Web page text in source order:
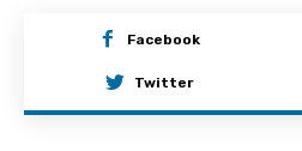
Facebook
Twitter